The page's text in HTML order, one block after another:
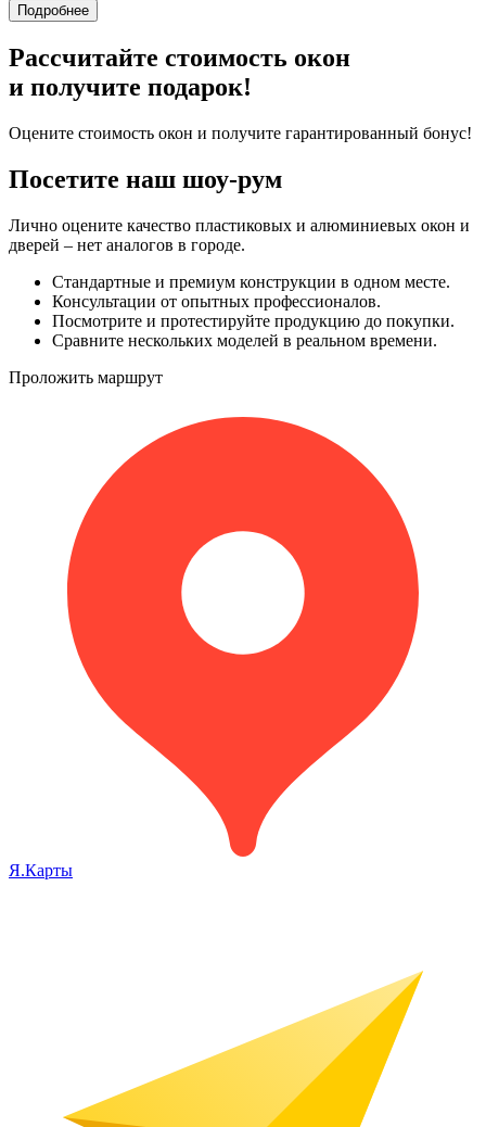
Подробнее
Рассчитайте стоимость окон
и получите подарок!
Оцените стоимость окон и получите гарантированный бонус!
Посетите наш шоу-рум
Лично оцените качество пластиковых и алюминиевых окон и
дверей – нет аналогов в городе.
Стандартные и премиум конструкции в одном месте.
Консультации от опытных профессионалов.
Посмотрите и протестируйте продукцию до покупки.
Сравните нескольких моделей в реальном времени.
Проложить маршрут
Я.Карты